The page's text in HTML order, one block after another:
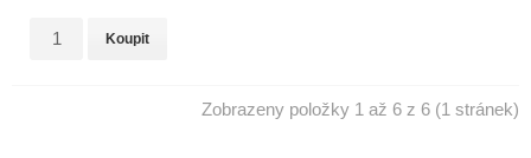
Koupit
Zobrazeny položky 1 až 6 z 6 (1 stránek)